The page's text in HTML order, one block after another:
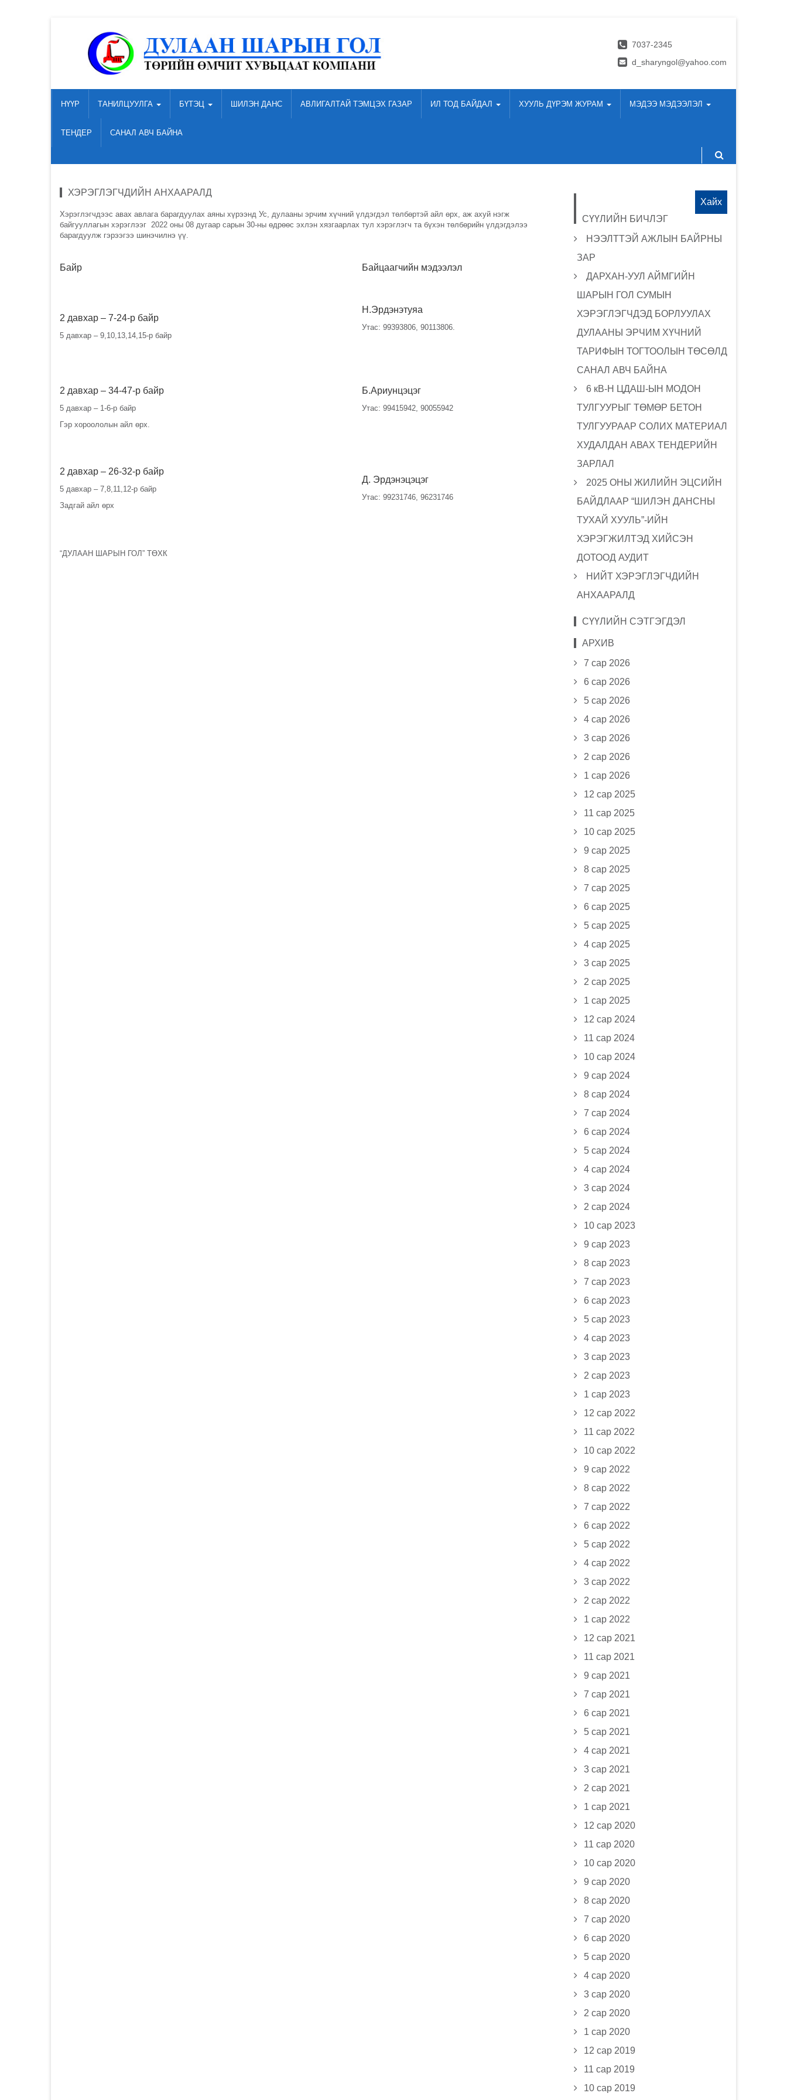
7037-2345
d_sharyngol@yahoo.com
НҮҮР ТАНИЛЦУУЛГА БҮТЭЦ ШИЛЭН ДАНС АВЛИГАЛТАЙ ТЭМЦЭХ ГАЗАР ИЛ ТОД БАЙДАЛ ХУУЛЬ ДҮРЭМ ЖУРАМ МЭДЭЭ МЭДЭЭЛЭЛ
ТЕНДЕР САНАЛ АВЧ БАЙНА
ХЭРЭГЛЭГЧДИЙН АНХААРАЛД
Хэрэглэгчдээс авах авлага барагдуулах аяны хүрээнд Ус, дулааны эрчим хүчний үлдэгдэл төлбөртэй айл өрх, аж ахуй нэгж
байгууллагын хэрэглээг 2022 оны 08 дугаар сарын 30-ны өдрөөс эхлэн хязгаарлах тул хэрэглэгч та бүхэн төлбөрийн үлдэгдэлээ
барагдуулж гэрээгээ шинэчилнэ үү.
Байр Байцаагчийн мэдээлэл
2 давхар – 7-24-р байр
5 давхар – 9,10,13,14,15-р байр
Н.Эрдэнэтуяа
Утас: 99393806, 90113806.
2 давхар – 34-47-р байр
5 давхар – 1-6-р байр
Гэр хороололын айл өрх.
Б.Ариунцэцэг
Утас: 99415942, 90055942
2 давхар – 26-32-р байр
5 давхар – 7,8,11,12-р байр
Задгай айл өрх
Д. Эрдэнэцэцэг
Утас: 99231746, 96231746
“ДУЛААН ШАРЫН ГОЛ” ТӨХК
СҮҮЛИЙН БИЧЛЭГ
НЭЭЛТТЭЙ АЖЛЫН БАЙРНЫ
ЗАР
ДАРХАН-УУЛ АЙМГИЙН
ШАРЫН ГОЛ СУМЫН
ХЭРЭГЛЭГЧДЭД БОРЛУУЛАХ
ДУЛААНЫ ЭРЧИМ ХҮЧНИЙ
ТАРИФЫН ТОГТООЛЫН ТӨСӨЛД
САНАЛ АВЧ БАЙНА
6 кВ-Н ЦДАШ-ЫН МОДОН
ТУЛГУУРЫГ ТӨМӨР БЕТОН
ТУЛГУУРААР СОЛИХ МАТЕРИАЛ
ХУДАЛДАН АВАХ ТЕНДЕРИЙН
ЗАРЛАЛ
2025 ОНЫ ЖИЛИЙН ЭЦСИЙН
БАЙДЛААР “ШИЛЭН ДАНСНЫ
ТУХАЙ ХУУЛЬ”-ИЙН
ХЭРЭГЖИЛТЭД ХИЙСЭН
ДОТООД АУДИТ
НИЙТ ХЭРЭГЛЭГЧДИЙН
АНХААРАЛД
СҮҮЛИЙН СЭТГЭГДЭЛ
АРХИВ
7 сар 2026
6 сар 2026
5 сар 2026
4 сар 2026
3 сар 2026
2 сар 2026
1 сар 2026
12 сар 2025
11 сар 2025
10 сар 2025
9 сар 2025
8 сар 2025
7 сар 2025
6 сар 2025
5 сар 2025
4 сар 2025
3 сар 2025
2 сар 2025
1 сар 2025
12 сар 2024
11 сар 2024
10 сар 2024
9 сар 2024
8 сар 2024
7 сар 2024
6 сар 2024
5 сар 2024
4 сар 2024
3 сар 2024
2 сар 2024
10 сар 2023
9 сар 2023
8 сар 2023
7 сар 2023
6 сар 2023
5 сар 2023
4 сар 2023
3 сар 2023
2 сар 2023
1 сар 2023
12 сар 2022
11 сар 2022
10 сар 2022
9 сар 2022
8 сар 2022
7 сар 2022
6 сар 2022
5 сар 2022
4 сар 2022
3 сар 2022
2 сар 2022
1 сар 2022
12 сар 2021
11 сар 2021
9 сар 2021
7 сар 2021
6 сар 2021
5 сар 2021
4 сар 2021
3 сар 2021
2 сар 2021
1 сар 2021
12 сар 2020
11 сар 2020
10 сар 2020
9 сар 2020
8 сар 2020
7 сар 2020
6 сар 2020
5 сар 2020
4 сар 2020
3 сар 2020
2 сар 2020
1 сар 2020
12 сар 2019
11 сар 2019
10 сар 2019